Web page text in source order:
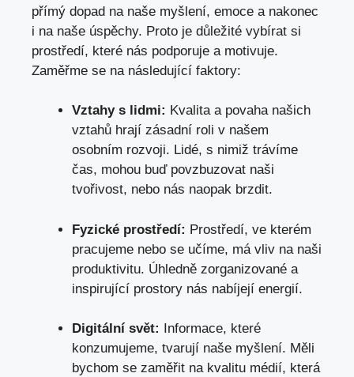
přímý dopad na naše myšlení, emoce a nakonec
i na naše úspěchy. Proto je důležité vybírat si
prostředí, které nás podporuje a motivuje.
Zaměřme se na následující faktory:
Vztahy s lidmi: Kvalita a povaha našich
vztahů hrají zásadní roli v našem
osobním rozvoji. Lidé, s nimiž trávíme
čas, mohou buď povzbuzovat naši
tvořivost, nebo nás naopak brzdit.
Fyzické prostředí: Prostředí, ve kterém
pracujeme nebo se učíme, má vliv na naši
produktivitu. Úhledně zorganizované a
inspirující prostory nás nabíjejí energií.
Digitální svět:
Informace, které
konzumujeme, tvarují naše myšlení. Měli
bychom se zaměřit na kvalitu médií, která